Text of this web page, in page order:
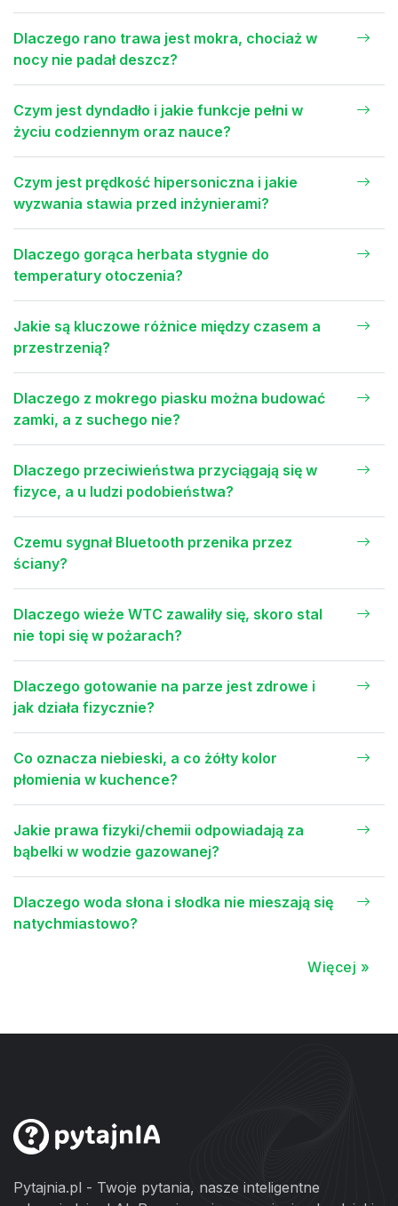
Dlaczego rano trawa jest mokra, chociaż w
nocy nie padał deszcz?
Czym jest dyndadło i jakie funkcje pełni w
życiu codziennym oraz nauce?
Czym jest prędkość hipersoniczna i jakie
wyzwania stawia przed inżynierami?
Dlaczego gorąca herbata stygnie do
temperatury otoczenia?
Jakie są kluczowe różnice między czasem a
przestrzenią?
Dlaczego z mokrego piasku można budować
zamki, a z suchego nie?
Dlaczego przeciwieństwa przyciągają się w
fizyce, a u ludzi podobieństwa?
Czemu sygnał Bluetooth przenika przez
ściany?
Dlaczego wieże WTC zawaliły się, skoro stal
nie topi się w pożarach?
Dlaczego gotowanie na parze jest zdrowe i
jak działa fizycznie?
Co oznacza niebieski, a co żółty kolor
płomienia w kuchence?
Jakie prawa fizyki/chemii odpowiadają za
bąbelki w wodzie gazowanej?
Dlaczego woda słona i słodka nie mieszają się
natychmiastowo?
Więcej »
Pytajnia.pl - Twoje pytania, nasze inteligentne